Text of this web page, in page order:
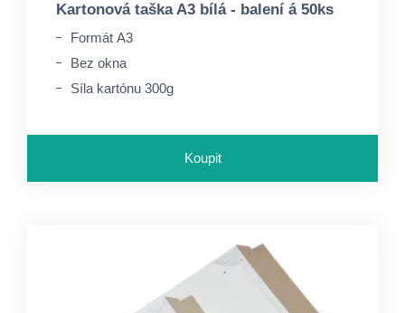
Kartonová taška A3 bílá - balení á 50ks
Formát A3
Bez okna
Síla kartónu 300g
Koupit